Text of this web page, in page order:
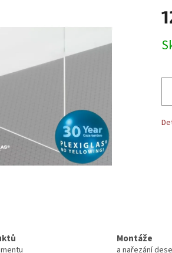
Montáže
a nařezání